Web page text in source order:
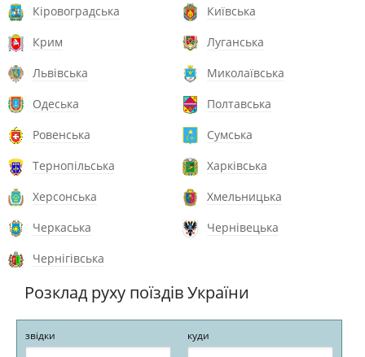
Кіровоградська
Київська
Крим
Луганська
Львівська
Миколаївська
Одеська
Полтавська
Ровенська
Сумська
Тернопільська
Харківська
Херсонська
Хмельницька
Черкаська
Чернівецька
Чернігівська
Розклад руху поїздів України
звідки куди